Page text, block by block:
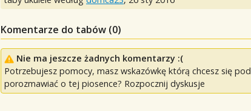
Komentarze do tabów (0)
Nie ma jeszcze żadnych komentarzy :(
Potrzebujesz pomocy, masz wskazówkę którą chcesz się
porozmawiać o tej piosence? Rozpocznij dyskusje